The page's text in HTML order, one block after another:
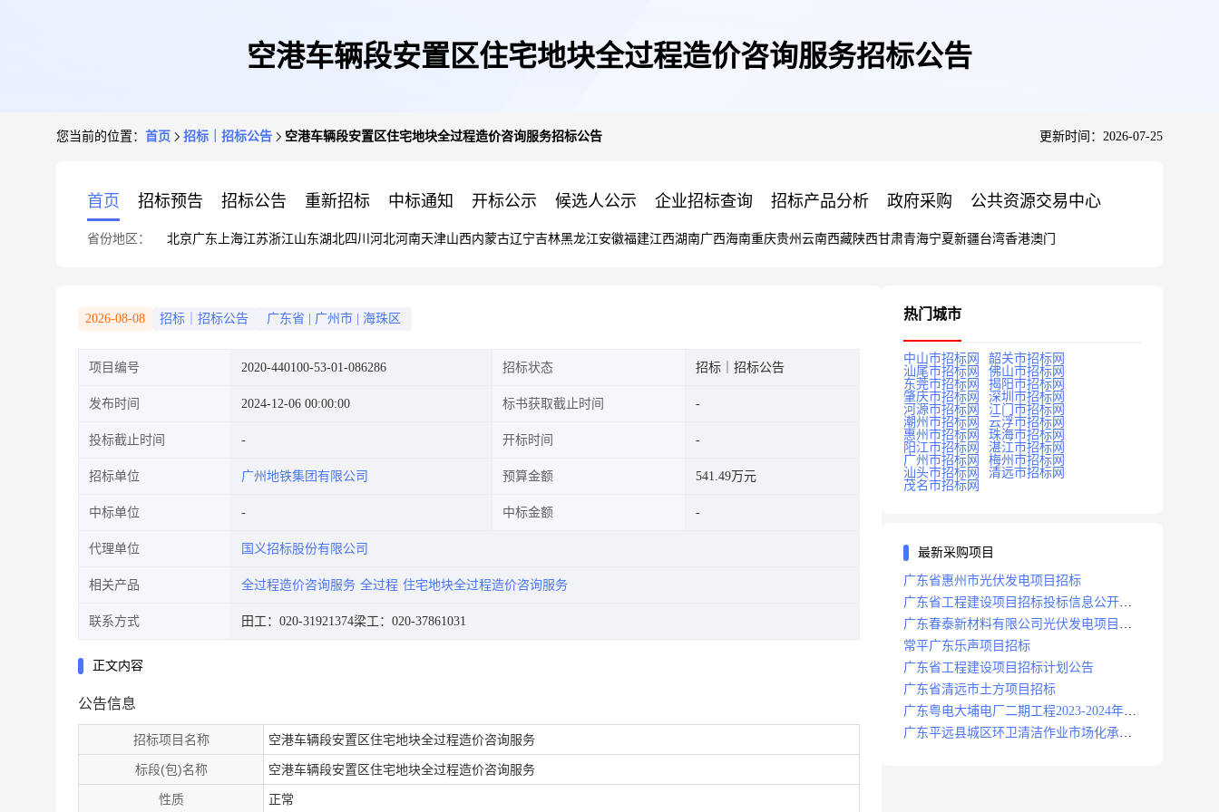
空港车辆段安置区住宅地块全过程造价咨询服务招标公告
您当前的位置： 首页 招标｜招标公告 空港车辆段安置区住宅地块全过程造价咨询服务招标公告 更新时间：2026-07-25
首页 招标预告 招标公告 重新招标 中标通知 开标公示 候选人公示 企业招标查询 招标产品分析 政府采购 公共资源交易中心
省份地区： 北京广东 上海江苏浙江山东湖北四川 河北河南天津山西内蒙古辽宁吉林黑龙江安徽福建江西湖南广西海南重庆贵州 云南西藏陕西甘肃青海宁夏新疆台湾香港澳门
2026-08-08 招标｜招标公告 广东省 广州市 海珠区
项目编号 2020-440100-53-01-086286 招标状态 招标｜招标公告
发布时间 2024-12-06 00:00:00 标书获取截止时间
投标截止时间 开标时间
招标单位 广州地铁集团有限公司 预算金额 541.49万元
中标单位 中标金额
代理单位 国义招标股份有限公司
相关产品 全过程造价咨询服务 全过程 住宅地块全过程造价咨询服务
联系方式 田工：020-31921374梁工：020-37861031
正文内容
公告信息
招标项目名称 空港车辆段安置区住宅地块全过程造价咨询服务
标段(包)名称 空港车辆段安置区住宅地块全过程造价咨询服务
性质 正常
热门城市
中山市招标网
韶关市招标网
汕尾市招标网
佛山市招标网
东莞市招标网
揭阳市招标网
肇庆市招标网
深圳市招标网
河源市招标网
江门市招标网
潮州市招标网
云浮市招标网
惠州市招标网
珠海市招标网
阳江市招标网
湛江市招标网
广州市招标网
梅州市招标网
汕头市招标网
清远市招标网
茂名市招标网
最新采购项目
广东省惠州市光伏发电项目招标
广东省工程建设项目招标投标信息公开目
录
广东春泰新材料有限公司光伏发电项目招
标
常平广东乐声项目招标
广东省工程建设项目招标计划公告
广东省清远市土方项目招标
广东粤电大埔电厂二期工程2023-2024年度
安保服务项目招标公告
广东平远县城区环卫清洁作业市场化承包